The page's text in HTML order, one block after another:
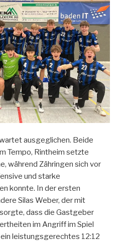
ausgeglichen. Beide
Tempo, Rintheim setzte
während Zähringen sich vor
und starke
konnte. In der ersten
Silas Weber, der mit
dass die Gastgeber
im Angriff im Spiel
leistungsgerechtes 12:12